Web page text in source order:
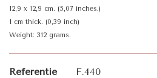
12,9 x 12,9 cm. (5,07 inches.)
1 cm thick. (0,39 inch)
Weight: 312 grams.
Referentie F.440